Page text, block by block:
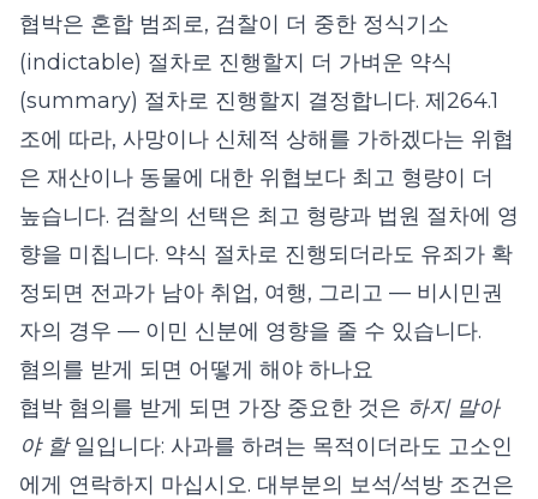
협박은 혼합 범죄로, 검찰이 더 중한 정식기소
(indictable) 절차로 진행할지 더 가벼운 약식
(summary) 절차로 진행할지 결정합니다. 제264.1
조에 따라, 사망이나 신체적 상해를 가하겠다는 위협
은 재산이나 동물에 대한 위협보다 최고 형량이 더
높습니다. 검찰의 선택은 최고 형량과 법원 절차에 영
향을 미칩니다. 약식 절차로 진행되더라도 유죄가 확
정되면 전과가 남아 취업, 여행, 그리고 — 비시민권
자의 경우 — 이민 신분에 영향을 줄 수 있습니다.
혐의를 받게 되면 어떻게 해야 하나요
협박 혐의를 받게 되면 가장 중요한 것은 하지 말아
야 할일입니다: 사과를 하려는 목적이더라도 고소인
에게 연락하지 마십시오. 대부분의 보석/석방 조건은